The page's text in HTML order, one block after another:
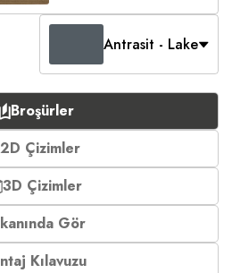
Antrasit - Lake
Broşürler
2D Çizimler
3D Çizimler
Gör
Kılavuzu